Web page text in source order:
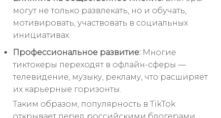
могут не только развлекать, но и обучать,
мотивировать, участвовать в социальных
инициативах.
Профессиональное развитие: Многие
тиктокеры переходят в офлайн-сферы —
телевидение, музыку, рекламу, что расширяет
их карьерные горизонты.
Таким образом, популярность в TikTok